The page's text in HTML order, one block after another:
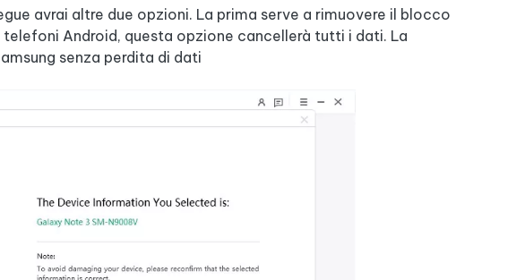
avrai altre due opzioni. La prima serve a rimuovere il blocco
Android, questa opzione cancellerà tutti i dati. La
senza perdita di dati